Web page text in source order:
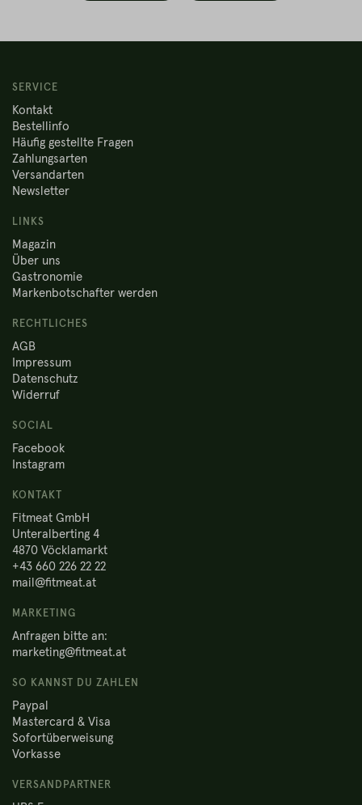
SERVICE
Kontakt
Bestellinfo
Häufig gestellte Fragen
Zahlungsarten
Versandarten
Newsletter
LINKS
Magazin
Über uns
Gastronomie
Markenbotschafter werden
RECHTLICHES
AGB
Impressum
Datenschutz
Widerruf
SOCIAL
Facebook
Instagram
KONTAKT
Fitmeat GmbH
Unteralberting 4
4870 Vöcklamarkt
+43 660 226 22 22
mail@fitmeat.at
MARKETING
Anfragen bitte an:
marketing@fitmeat.at
SO KANNST DU ZAHLEN
Paypal
Mastercard & Visa
Sofortüberweisung
Vorkasse
VERSANDPARTNER